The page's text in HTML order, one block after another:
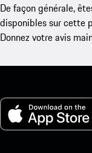
De façon générale,
disponibles sur cette
Donnez votre avis